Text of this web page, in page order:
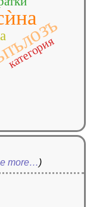
категория
more…)